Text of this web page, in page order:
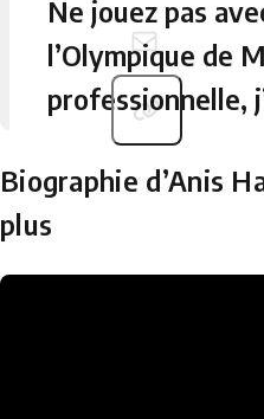
Ne jouez pas
l’Olympique de
professionnelle,
Biographie d’Anis
plus